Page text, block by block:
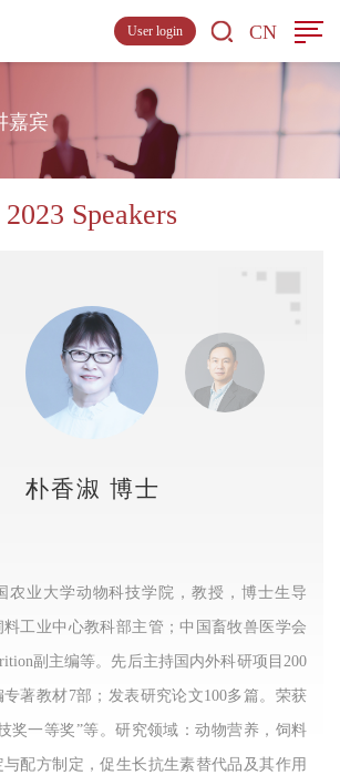
CN
User login
嘉宾
2023 Speakers
朴香淑 博士
农业大学动物科技学院，教授，博士生导
工业中心教科部主管；中国畜牧兽医学会
副主编等。先后主持国内外科研项目200
专著教材7部；发表研究论文100多篇。荣获
奖一等奖”等。研究领域：动物营养，饲料
配方制定，促生长抗生素替代品及其作用